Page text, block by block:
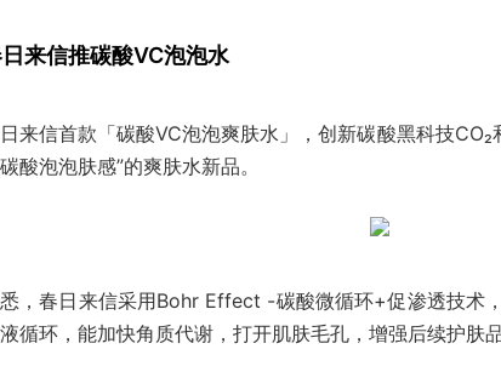
来信推碳酸VC泡泡水
来信首款「碳酸VC泡泡爽肤水」，创新碳酸黑科技CO₂
酸泡泡肤感”的爽肤水新品。
，春日来信采用Bohr Effect -碳酸微循环+促渗透技术
循环，能加快角质代谢，打开肌肤毛孔，增强后续护肤